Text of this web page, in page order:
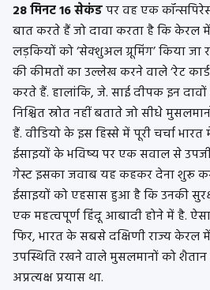
28 मिनट 16 सेकंडपर वह एक
बात करते हैं जो दावा करता है कि केरल
लड़कियों को ‘सेक्शुअल ग्रूमिंग’ किया जा
की कीमतों का उल्लेख करने वाले ‘रेट
करते हैं.हालांकि, जे. साई दीपक इन
निश्चित स्रोत नहीं बताते जो सीधे
हैं. वीडियो के इस हिस्से में पूरी चर्चा
ईसाइयों के भविष्य पर एक सवाल से
गेस्ट इसका जवाब यह कहकर देना शुरू
ईसाइयों को एहसास हुआ है कि उनकी
एक महत्वपूर्ण हिंदू आबादी होने में है.
फिर, भारत के सबसे दक्षिणी राज्य केरल
उपस्थिति रखने वाले मुसलमानों को
अप्रत्यक्ष प्रयास था.